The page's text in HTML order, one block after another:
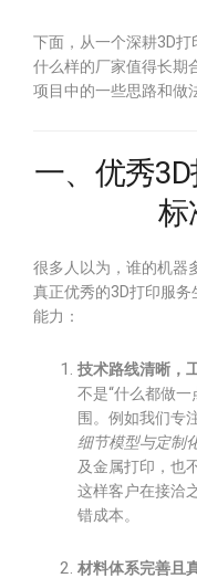
下面，从一个深耕3D
什么样的厂家值得长期
项目中的一些思路和做
一、优秀
标
很多人以为，谁的机器
真正优秀的3D打印服
能力：
技术路线清晰，
不是“什么都做
围。例如我们专
细节模型与定制
及金属打印，也
这样客户在接洽
错成本。
材料体系完善且